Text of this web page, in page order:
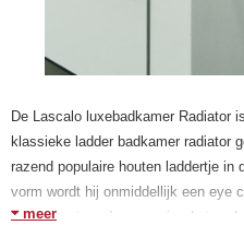
De Lascalo luxebadkamer Radiator
klassieke ladder badkamer radiator
razend populaire houten laddertje in
vorm wordt hij onmiddellijk een eye
combineert op deze manier de
meer